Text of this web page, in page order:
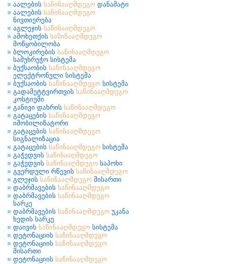
აალების საწინააღმდეგო დანამატი
აალების საწინააღმდეგო
ნივთიერება
აგლეჯის საწინააღმდეგო
ამოხეთქის საწინააღმდეგო
მოწყობილობა
ბლოკირების საწინააღმდეგო
სამუხრუჭო სისტემა
ბუქსაობის საწინააღმდეგო
ელექტრონული სისტემა
ბუქსაობის საწინააღმდეგო სისტემა
გადამეტტვირთვის საწინააღმდეგო
კოსტიუმი
განივი დახრის საწინააღმდეგო
გატაცების საწინააღმდეგო
იმობილიზატორი
გატაცების საწინააღმდეგო
სიგნალიზაცია
გატაცების საწინააღმდეგო სისტემა
გაჭედვის საწინააღმდეგო
გაჭედვის საწინააღმდეგო საპოხი
გვერდული რწევის საწინააღმდეგო
გლეჯის საწინააღმდეგო მისართი
დაბრმავების საწინააღმდეგო
დაბრმავების საწინააღმდეგო
სარკე
დაბრმავების საწინააღმდეგო უკანა
ხედის სარკე
დაივის საწინააღმდეგო სისტემა
დეტონაციის საწინააღმდეგო
დეტონაციის საწინააღმდეგო
მისართი
დეტონაციის საწინააღმდეგო